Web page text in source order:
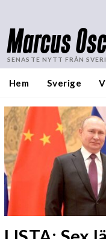
Marcus
SENASTE NYTT FRÅN
Hem Sverige